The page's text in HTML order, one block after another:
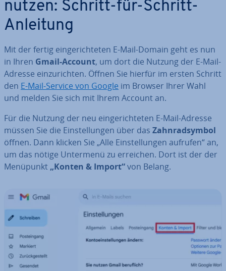
nutzen: Schritt-für-Schritt-
Anleitung
Mit der fertig ein­ge­rich­te­ten E-Mail-Domain geht es nun
in Ihren Gmail-Account, um dort die Nutzung der E-Mail-
Adresse ein­zu­rich­ten. Öffnen Sie hierfür im ersten Schritt
den E-Mail-Service von Google im Browser Ihrer Wahl
und melden Sie sich mit Ihrem Account an.
Für die Nutzung der neu ein­ge­rich­te­ten E-Mail-Adresse
müssen Sie die Ein­stel­lun­gen über das Zahn­rad­sym­bol
öffnen. Dann klicken Sie „Alle Ein­stel­lun­gen aufrufen“ an,
um das nötige Untermenü zu erreichen. Dort ist der der
Menüpunkt „Konten & Import“von Belang.